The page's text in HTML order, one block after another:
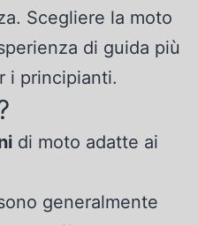
Scegliere la moto
di guida più
i principianti.
di moto adatte ai
generalmente